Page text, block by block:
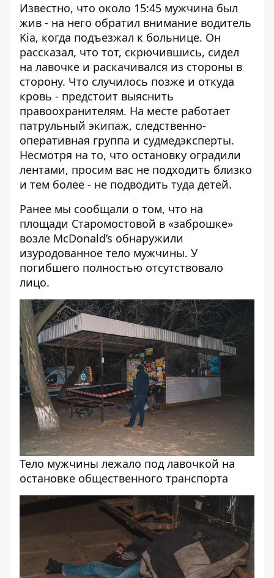
Известно, что около 15:45 мужчина был
жив - на него обратил внимание водитель
Kia, когда подъезжал к больнице. Он
рассказал, что тот, скрючившись, сидел
на лавочке и раскачивался из стороны в
сторону. Что случилось позже и откуда
кровь - предстоит выяснить
правоохранителям. На месте работает
патрульный экипаж, следственно-
оперативная группа и судмедэксперты.
Несмотря на то, что остановку оградили
лентами, просим вас не подходить близко
и тем более - не подводить туда детей.
Ранее мы сообщали о том, что на
площади Старомостовой в «заброшке»
возле McDonald’s обнаружили
изуродованное тело мужчины. У
погибшего полностью отсутствовало
лицо.
Тело мужчины лежало под лавочкой на
остановке общественного транспорта